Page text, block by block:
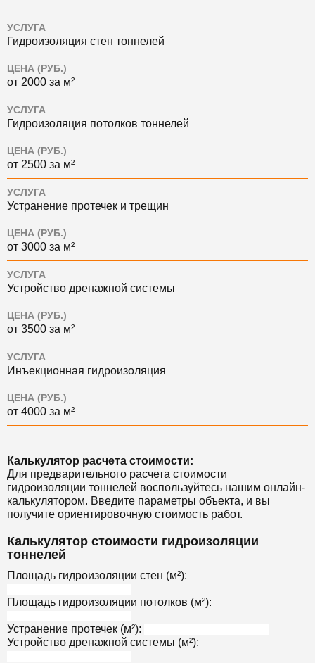
УСЛУГА
Гидроизоляция стен тоннелей
ЦЕНА (РУБ.)
от 2000 за м²
УСЛУГА
Гидроизоляция потолков тоннелей
ЦЕНА (РУБ.)
от 2500 за м²
УСЛУГА
Устранение протечек и трещин
ЦЕНА (РУБ.)
от 3000 за м²
УСЛУГА
Устройство дренажной системы
ЦЕНА (РУБ.)
от 3500 за м²
УСЛУГА
Инъекционная гидроизоляция
ЦЕНА (РУБ.)
от 4000 за м²
Калькулятор расчета стоимости:
Для предварительного расчета стоимости
гидроизоляции тоннелей воспользуйтесь нашим онлайн-
калькулятором. Введите параметры объекта, и вы
получите ориентировочную стоимость работ.
Калькулятор стоимости гидроизоляции
тоннелей
Площадь гидроизоляции стен (м²):
Площадь гидроизоляции потолков (м²):
Устранение протечек (м²):
Устройство дренажной системы (м²):